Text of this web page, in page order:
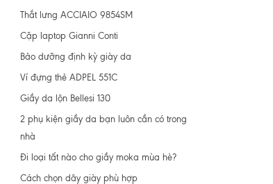
Thắt lưng ACCIAIO 9854SM
Cặp laptop Gianni Conti
Bảo dưỡng định kỳ giày da
Ví đựng thẻ ADPEL 551C
Giầy da lộn Bellesi 130
2 phụ kiện giầy da bạn luôn cần có trong
nhà
Đi loại tất nào cho giầy moka mùa hè?
Cách chọn dây giày phù hợp